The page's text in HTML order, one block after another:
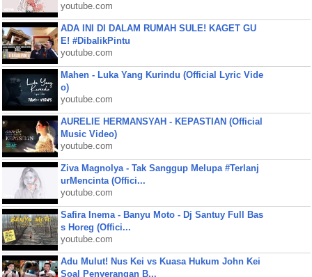
youtube.com
ADA INI DI DALAM RUMAH SULE! KAGET GU
E! #DibalikPintu
youtube.com
Mahen - Luka Yang Kurindu (Official Lyric Vide
o)
youtube.com
AURELIE HERMANSYAH - KEPASTIAN (Official
Music Video)
youtube.com
Ziva Magnolya - Tak Sanggup Melupa #Terlanj
urMencinta (Offici...
youtube.com
Safira Inema - Banyu Moto - Dj Santuy Full Bas
s Horeg (Offici...
youtube.com
Adu Mulut! Nus Kei vs Kuasa Hukum John Kei
Soal Penyerangan B...